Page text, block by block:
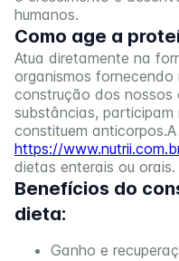
humanos.
Como age a
Atua diretamente na
organismos
construção dos
substâncias,
constituem
https://
dietas enterais ou orais.
Benefícios do
dieta:
Ganho e